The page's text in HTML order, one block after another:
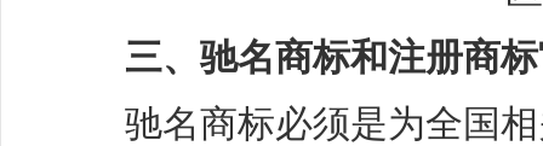
三、驰名商标和注册商
驰名商标必须是为全国相